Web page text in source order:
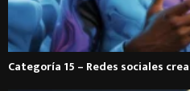
Categoría 15 – Redes sociales